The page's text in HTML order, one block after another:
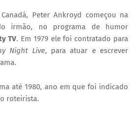
Peter Ankroyd começou na
irmão, no programa de humor
TV. Em 1979 ele foi contratado para
Night Live, para atuar e escrever
até 1980, ano em que foi indicado
roteirista.